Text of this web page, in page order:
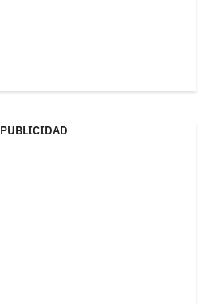
PUBLICIDAD